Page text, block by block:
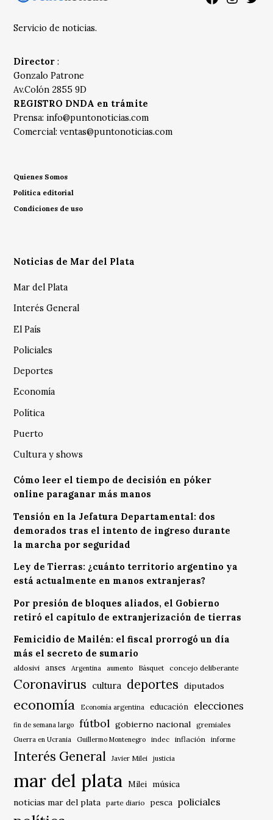
Servicio de noticias.
Director :
Gonzalo Patrone
Av.Colón 2855 9D
REGISTRO DNDA en trámite
Prensa: info@puntonoticias.com
Comercial:ventas@puntonoticias.com
Quienes Somos
Política editorial
Condiciones de uso
Noticias de Mar del Plata
Mar del Plata
Interés General
El País
Policiales
Deportes
Economía
Política
Puerto
Cultura y shows
Cómo leer el tiempo de decisión en póker
online paraganar más manos
Tensión en la Jefatura Departamental: dos
demorados tras el intento de ingreso durante
la marcha por seguridad
Ley de Tierras: ¿cuánto territorio argentino ya
está actualmente en manos extranjeras?
Por presión de bloques aliados, el Gobierno
retiró el capítulo de extranjerización de tierras
Femicidio de Mailén: el fiscal prorrogó un día
más el secreto de sumario
aldosivi anses Argentina aumento Básquet concejo deliberante
Coronavirus cultura deportes diputados
economía Economía argentina educación elecciones
fin de semana largo fútbol gobierno nacional gremiales
Guerra en Ucrania Guillermo Montenegro indec inflación informe
Interés General Javier Milei justicia
mar del plata Milei música
noticias mar del plata
parte diario pesca policiales